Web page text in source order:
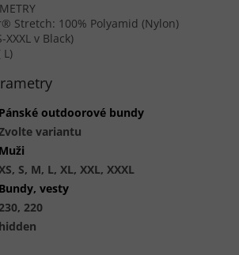
Stretch: 100% Polyamid (Nylon)
XXXL v Black)
L)
Pánské outdoorové bundy
variantu
Muži
S, M, L, XL, XXL, XXXL
Bundy, vesty
220
hidden